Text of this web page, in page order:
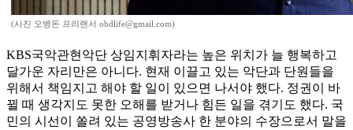
(사진 오병돈 프리랜서 obdlife@gmail.com)
KBS국악관현악단 상임지휘자라는 높은 위치가 늘 행복하고
달가운 자리만은 아니다. 현재 이끌고 있는 악단과 단원들을
위해서 책임지고 해야 할 일이 있으면 나서야 했다. 정권이 바
뀔 때 생각지도 못한 오해를 받거나 힘든 일을 겪기도 했다. 국
민의 시선이 쏠려 있는 공영방송사 한 분야의 수장으로서 말을